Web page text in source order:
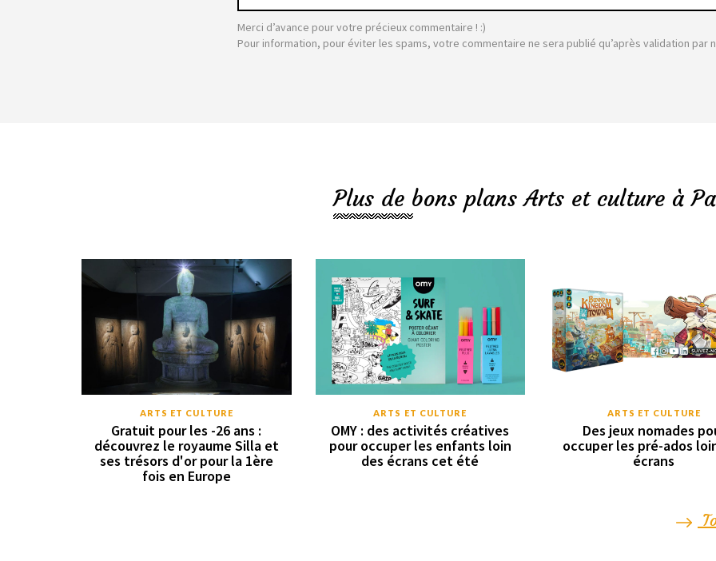
Merci d’avance pour votre précieux commentaire ! :)
Pour information, pour éviter les spams, votre commentaire ne sera publié qu’après validation par
Plus de bons plans Arts et culture à
ARTS ET CULTURE
Gratuit pour les -26 ans :
découvrez le royaume Silla et
ses trésors d'or pour la 1ère
fois en Europe
ARTS ET CULTURE
OMY : des activités créatives
pour occuper les enfants loin
des écrans cet été
ARTS ET CULTURE
Des jeux nomades
occuper les pré-ados
écrans